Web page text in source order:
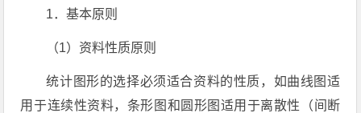
1．基本原则
（1）资料性质原则
统计图形的选择必须适合资料的性质，如曲线图适
用于连续性资料，条形图和圆形图适用于离散性（间断